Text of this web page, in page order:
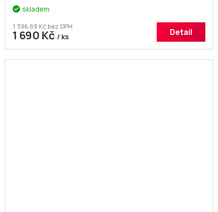
skladem
1 396,69 Kč bez DPH
1 690 Kč / ks Detail